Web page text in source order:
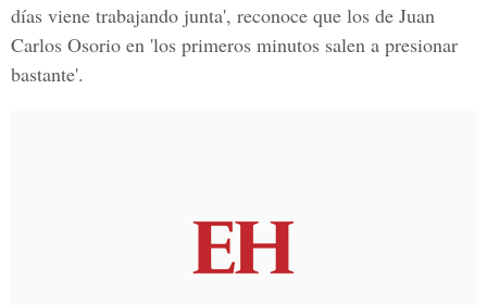
días viene trabajando junta', reconoce que los de Juan
Carlos Osorio en 'los primeros minutos salen a presionar
bastante'.